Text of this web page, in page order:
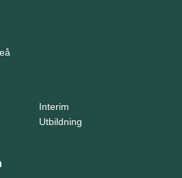
Interim
Utbildning